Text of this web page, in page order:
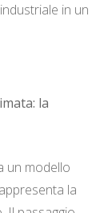
in un
la
un modello
la